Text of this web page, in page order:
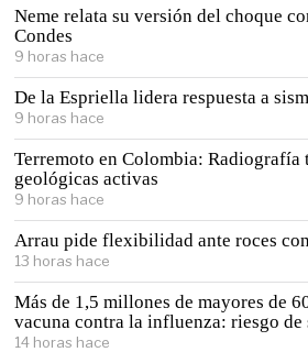
Neme relata su versión del choque
Condes
9 horas hace
De la Espriella lidera respuesta a
9 horas hace
Terremoto en Colombia: Radiografía
geológicas activas
9 horas hace
Arrau pide flexibilidad ante roces
13 horas hace
Más de 1,5 millones de mayores de
vacuna contra la influenza: riesgo de
14 horas hace